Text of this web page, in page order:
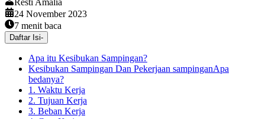
Resti Amalia
24 November 2023
7 menit baca
Daftar Isi-
Apa itu Kesibukan Sampingan?
Kesibukan Sampingan Dan Pekerjaan sampinganApa
bedanya?
1. Waktu Kerja
2. Tujuan Kerja
3. Beban Kerja